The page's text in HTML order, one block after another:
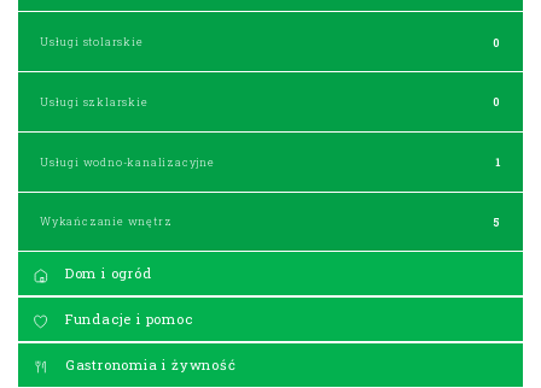
Usługi stolarskie 0
Usługi szklarskie 0
Usługi wodno-kanalizacyjne 1
Wykańczanie wnętrz 5
Dom i ogród
Fundacje i pomoc
Gastronomia i żywność